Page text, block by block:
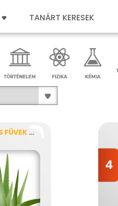
TANÁRT KERESEK
A CSODÁLATOS FÜVEK EREJE